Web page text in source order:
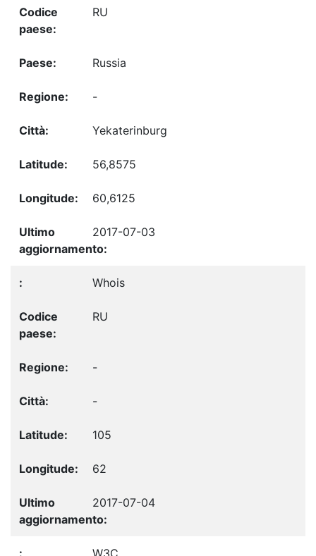
RU
Russia
-
Yekaterinburg
56,8575
60,6125
2017-07-03
Whois
RU
-
-
105
62
2017-07-04